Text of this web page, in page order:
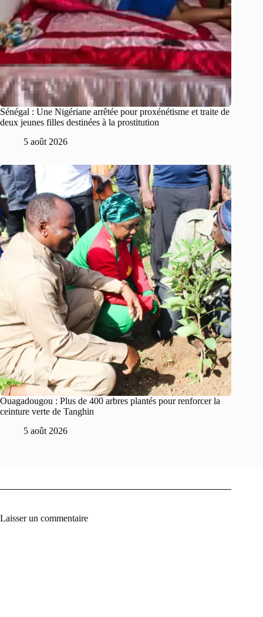
Sénégal : Une Nigériane arrêtée pour proxénétisme et traite de
deux jeunes filles destinées à la prostitution
5 août 2026
Ouagadougou : Plus de 400 arbres plantés pour renforcer la
ceinture verte de Tanghin
5 août 2026
Laisser un commentaire